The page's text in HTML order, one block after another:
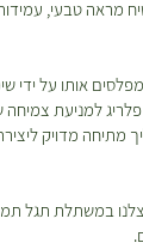
מראה טבעי,
אותו על ידי
למניעת צמיחה
מתיחה מדויק
במשתלת תגל